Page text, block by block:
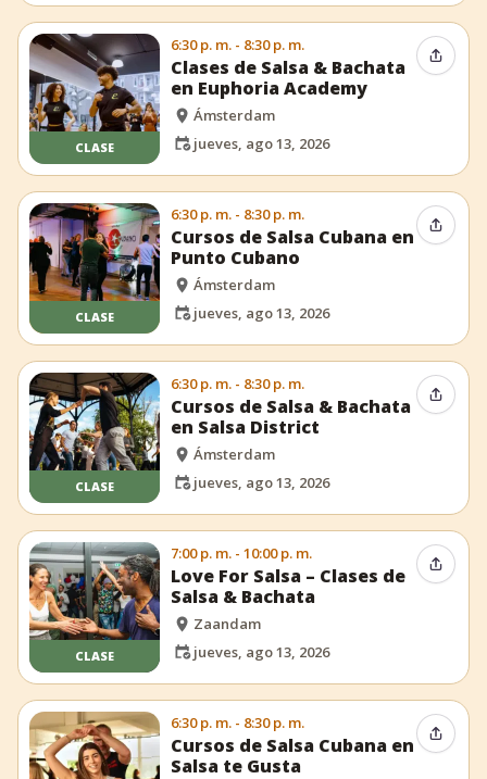
CLASE
6:30 p. m. - 8:30 p. m.
Clases de Salsa & Bachata
en Euphoria Academy
Ámsterdam
jueves, ago 13, 2026
CLASE
6:30 p. m. - 8:30 p. m.
Cursos de Salsa Cubana en
Punto Cubano
Ámsterdam
jueves, ago 13, 2026
CLASE
6:30 p. m. - 8:30 p. m.
Cursos de Salsa & Bachata
en Salsa District
Ámsterdam
jueves, ago 13, 2026
CLASE
7:00 p. m. - 10:00 p. m.
Love For Salsa – Clases de
Salsa & Bachata
Zaandam
jueves, ago 13, 2026
6:30 p. m. - 8:30 p. m.
Cursos de Salsa Cubana en
Salsa te Gusta